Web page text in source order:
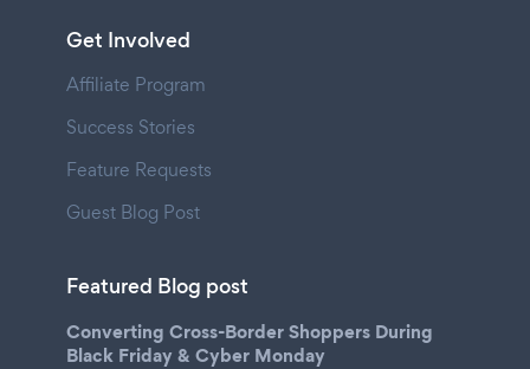
Get Involved
Affiliate Program
Success Stories
Feature Requests
Guest Blog Post
Featured Blog post
Converting Cross-Border Shoppers During
Black Friday & Cyber Monday